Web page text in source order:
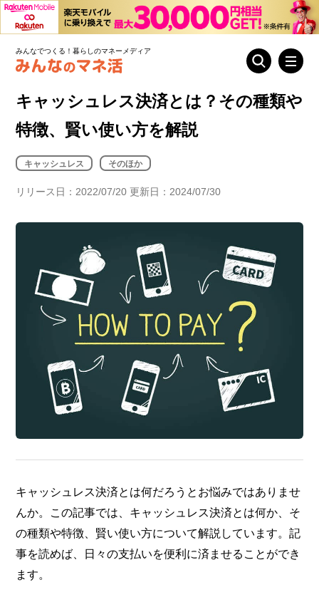
みんなでつくる！暮らしのマネーメディア
キャッシュレス決済とは？その種類や
特徴、賢い使い方を解説
キャッシュレス そのほか
リリース日：2022/07/20 更新日：2024/07/30
キャッシュレス決済とは何だろうとお悩みではありませ
んか。この記事では、キャッシュレス決済とは何か、そ
の種類や特徴、賢い使い方について解説しています。記
事を読めば、日々の支払いを便利に済ませることができ
ます。